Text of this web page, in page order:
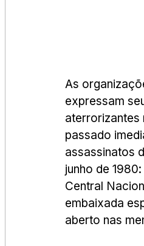
As
expressam
aterrorizantes
passado
assassinatos
junho de
Central
embaixada
aberto nas